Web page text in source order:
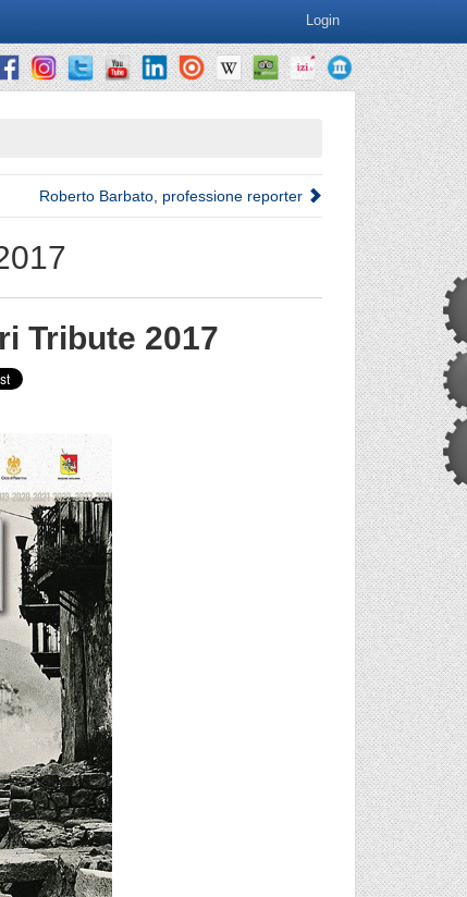
Login
Roberto Barbato, professione reporter
Tribute 2017